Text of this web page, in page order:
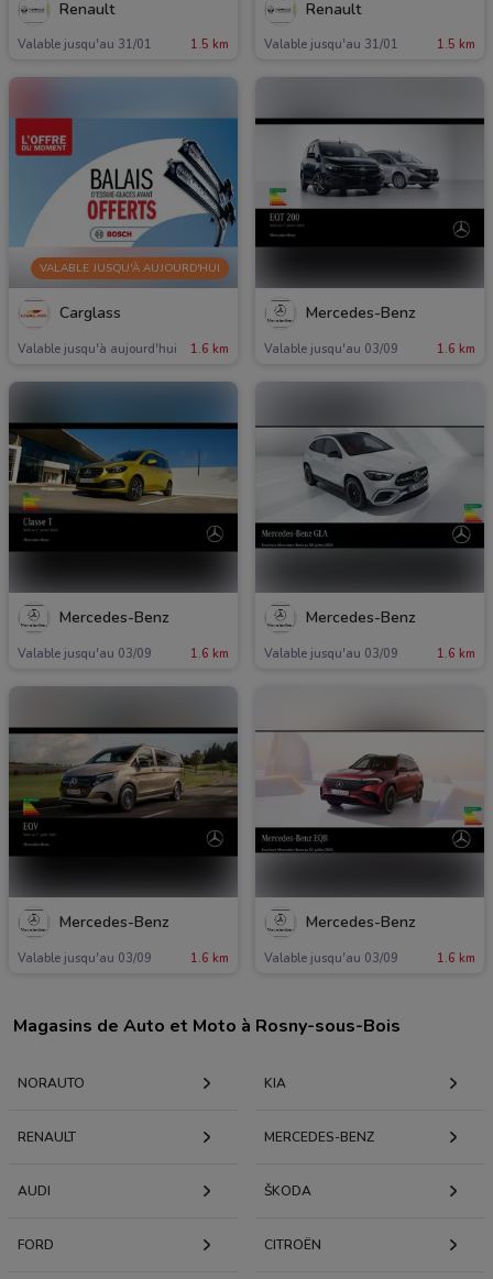
Renault
Valable jusqu'au 31/01 1.5 km
Renault
Valable jusqu'au 31/01 1.5 km
VALABLE JUSQU'À AUJOURD'HUI
Carglass
Valable jusqu'à aujourd'hui 1.6 km
Mercedes-Benz
Valable jusqu'au 03/09 1.6 km
Mercedes-Benz
Valable jusqu'au 03/09 1.6 km
Mercedes-Benz
Valable jusqu'au 03/09 1.6 km
Mercedes-Benz
Valable jusqu'au 03/09 1.6 km
Mercedes-Benz
Valable jusqu'au 03/09 1.6 km
Magasins de Auto et Moto à Rosny-sous-Bois
NORAUTO KIA
RENAULT MERCEDES-BENZ
AUDI KODA
FORD CITROËN